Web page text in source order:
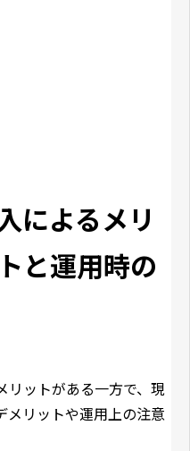
によるメリ
と運用時の
リットがある一方で、現
メリットや運用上の注意